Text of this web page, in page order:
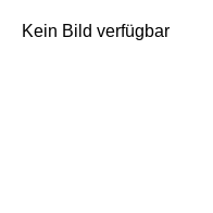
Kein Bild verfügbar